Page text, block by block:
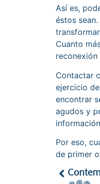
Así es,
éstos
Cuanto
reconexión
Contactar
ejercicio
encontrar
agudos y
Por eso,
de primer